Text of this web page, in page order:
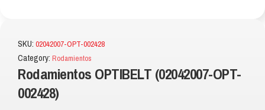
SKU: 02042007-OPT-002428
Category: Rodamientos
Rodamientos OPTIBELT (02042007-OPT-
002428)